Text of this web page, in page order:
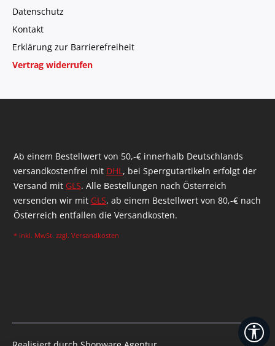
Datenschutz
Kontakt
Erklärung zur Barrierefreiheit
Vertrag widerrufen
Ab einem Bestellwert von 50,-€ innerhalb Deutschlands
versandkostenfrei mit DHL , bei Sperrgutartikeln erfolgt der
Versand mit GLS. Alle Bestellungen nach Österreich
versenden wir mit GLS, ab einem Bestellwert von 80,-€ nach
Österreich entfallen die Versandkosten.
* inkl. MwSt. zzgl. Versandkosten